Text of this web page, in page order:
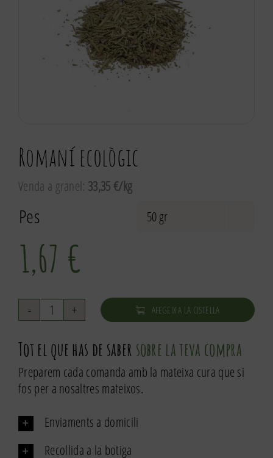
Romaní ecològic
Venda a granel: 33,35 €/kg
Pes
1,67 €
quantitat
Romaní
ecològic
AFEGEIX A LA CISTELLA
Tot el que has de saber sobre la teva compra
Preparem cada comanda amb la mateixa cura que si
fos per a nosaltres mateixos.
Enviaments a domicili
Recollida a la botiga